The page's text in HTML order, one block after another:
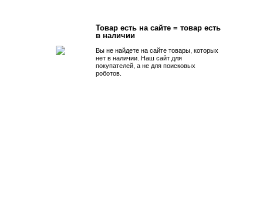
Товар есть на сайте = товар есть
в наличии
Вы не найдете на сайте товары, которых
нет в наличии. Наш сайт для
покупателей, а не для поисковых
роботов.